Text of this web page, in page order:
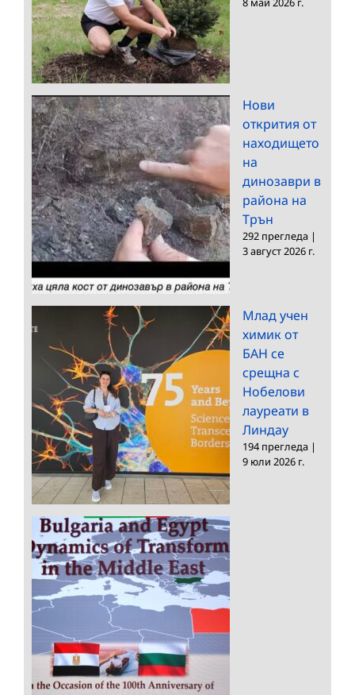
Нови
открития от
находището
на
динозаври в
района на
Трън
292 прегледа |
3 август 2026 г.
Млад учен
химик от
БАН се
срещна с
Нобелови
лауреати в
Линдау
194 прегледа |
9 юли 2026 г.